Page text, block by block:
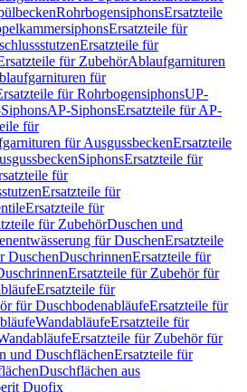
RohrbogensiphonsErsatzteile
Ersatzteile für
Ersatzteile für
für ZubehörAblaufgarnituren
für
für RohrbogensiphonsUP-
AP-SiphonsErsatzteile für AP-
für
für AusgussbeckenErsatzteile
SiphonsErsatzteile für
für
Ersatzteile für
Ersatzteile für
für ZubehörDuschen und
für DuschenErsatzteile
DuschenDuschrinnenErsatzteile für
Ersatzteile für Zubehör für
Ersatzteile für
für DuschbodenabläufeErsatzteile für
WandabläufeErsatzteile für
Ersatzteile für Zubehör für
und DuschflächenErsatzteile für
Duschflächen aus
Duofix